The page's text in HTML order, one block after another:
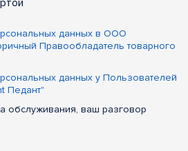
данных в ООО
Правообладатель товарного
данных у Пользователей
Педант"
обслуживания, ваш разговор